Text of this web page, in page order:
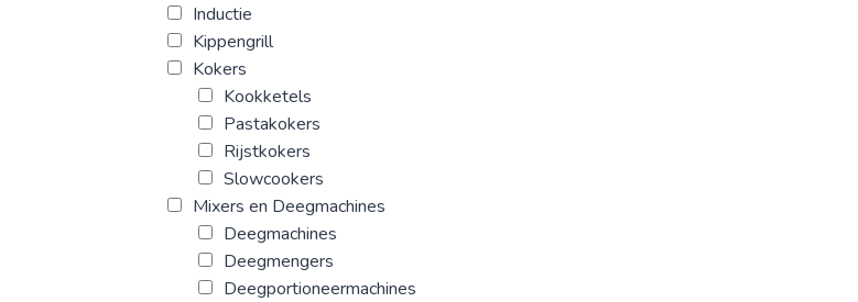
Inductie
Kippengrill
Kokers
Kookketels
Pastakokers
Rijstkokers
Slowcookers
Mixers en Deegmachines
Deegmachines
Deegmengers
Deegportioneermachines